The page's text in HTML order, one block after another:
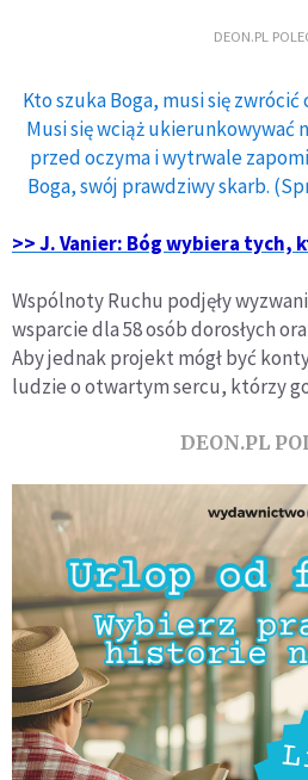
DEON.PL
Kto szuka Boga, musi się
Musi się wciąż ukierunkowywać
przed oczyma i wytrwale
Boga, swój prawdziwy skarb.
>> J. Vanier: Bóg wybiera tych,
Wspólnoty Ruchu podjęły
wsparcie dla 58 osób dorosłych
Aby jednak projekt mógł być
ludzie o otwartym sercu, którzy
DEON.PL